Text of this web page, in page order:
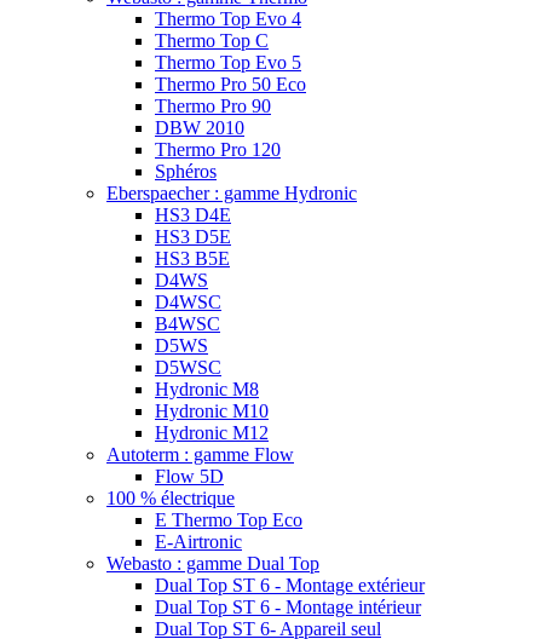
Thermo Top Evo 4
Thermo Top C
Thermo Top Evo 5
Thermo Pro 50 Eco
Thermo Pro 90
DBW 2010
Thermo Pro 120
Sphéros
Eberspaecher : gamme Hydronic
HS3 D4E
HS3 D5E
HS3 B5E
D4WS
D4WSC
B4WSC
D5WS
D5WSC
Hydronic M8
Hydronic M10
Hydronic M12
Autoterm : gamme Flow
Flow 5D
100 % électrique
E Thermo Top Eco
E-Airtronic
Webasto : gamme Dual Top
Dual Top ST 6 - Montage extérieur
Dual Top ST 6 - Montage intérieur
Dual Top ST 6- Appareil seul